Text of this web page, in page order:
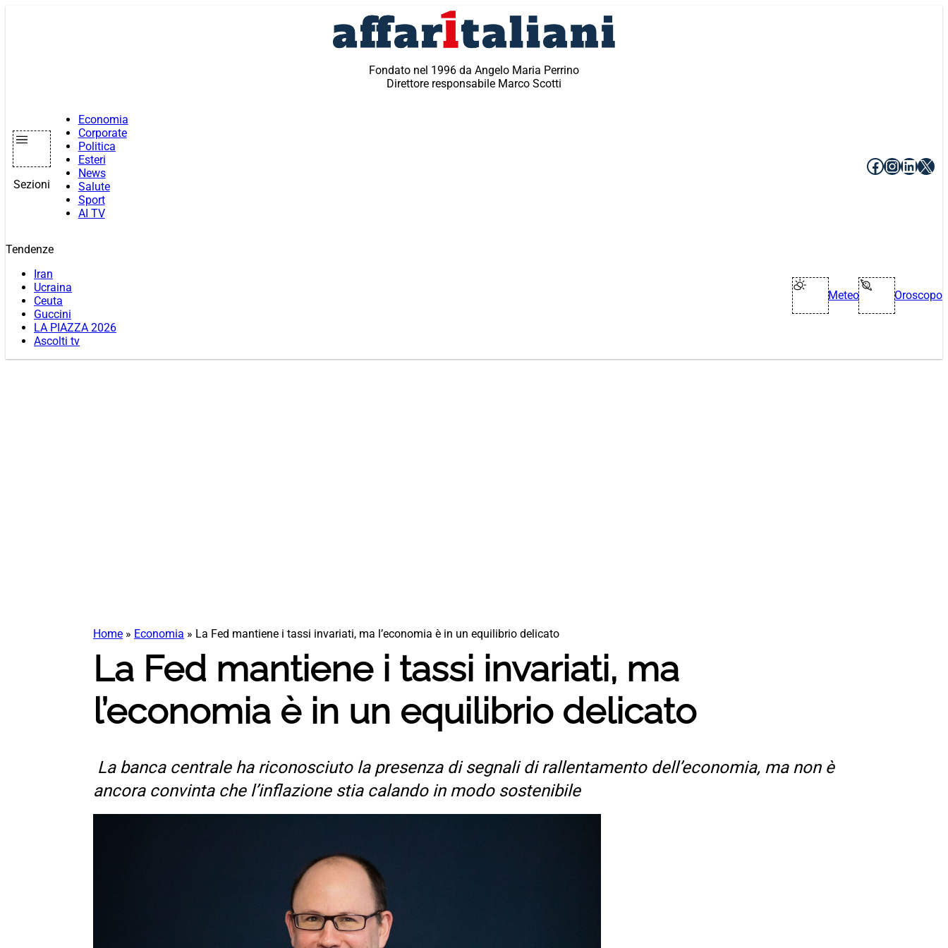
Fondato nel 1996 da Angelo Maria Perrino
Direttore responsabile Marco Scotti
Sezioni
Economia
Corporate
Politica
Esteri
News
Salute
Sport
AI TV
Facebook
X
Tendenze
Iran
Ucraina
Ceuta
Guccini
LA PIAZZA 2026
Ascolti tv
Meteo Oroscopo
Home » Economia » La Fed mantiene i tassi invariati, ma l’economia è in un equilibrio delicato
La Fed mantiene i tassi invariati, ma
l’economia è in un equilibrio delicato
La banca centrale ha riconosciuto la presenza di segnali di rallentamento dell’economia, ma non è
ancora convinta che l’inflazione stia calando in modo sostenibile